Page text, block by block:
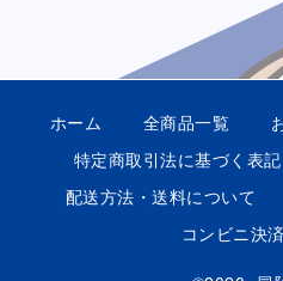
ホーム 全商品一覧
特定商取引法に基づく表記
配送方法・送料について
コンビニ決